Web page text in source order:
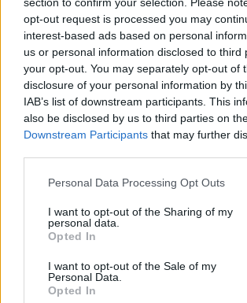
opt-out request is processed you may
interest-based ads based on personal
us or personal information disclosed to third
your opt-out. You may separately opt-out of
disclosure of your personal information by
IAB’s list of downstream participants. This
also be disclosed by us to third parties on
Downstream Participants that may further
Personal Data Processing Opt Outs
I want to opt-out of the Sharing of my
personal data.
Opted In
I want to opt-out of the Sale of my
Personal Data.
Opted In
23:19
Τραγωδία στην Εύβοια: Νεκρός 37χρονος
τροχαίο με αγριογούρουνο
23:09
Φωτιές σε Σκύρο και Λακωνία:
και 71χρονος
Χανιά: ΕΔΕ για την υπόθεση της 75χρονης
23:00
Ιταλία: Στη Νάπολη καταγράφηκε
βαθμών
22:32